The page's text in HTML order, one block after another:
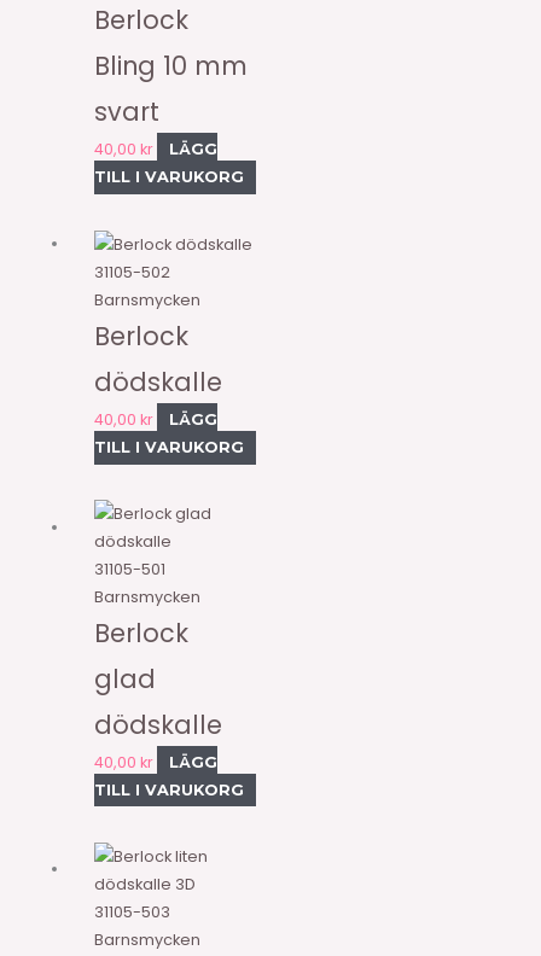
Berlock
Bling 10 mm
svart
40,00kr
LÄGG
TILL I VARUKORG
31105-502
Barnsmycken
Berlock
dödskalle
40,00kr
LÄGG
TILL I VARUKORG
31105-501
Barnsmycken
Berlock
glad
dödskalle
40,00kr
LÄGG
TILL I VARUKORG
31105-503
Barnsmycken